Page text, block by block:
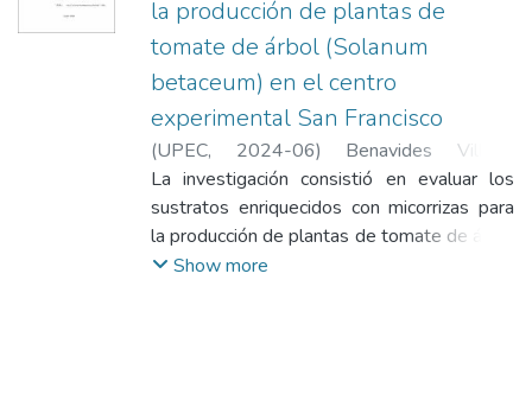
la producción de plantas de
tomate de árbol (Solanum
betaceum) en el centro
experimental San Francisco
(UPEC, 2024-06) Benavides Villota,
Amanda Yadira
La investigación consistió en evaluar los
sustratos enriquecidos con micorrizas para
la producción de plantas de tomate de árbol
(Solanum Betaceum) en el centro
Show more